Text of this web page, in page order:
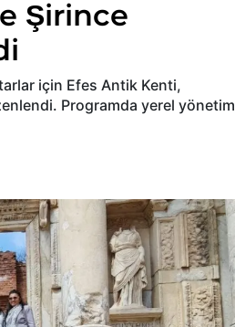
Şirince
için Efes Antik Kenti,
Programda yerel yönetim